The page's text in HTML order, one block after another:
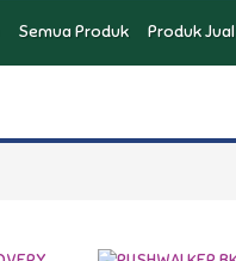
Semua Produk Produk Jual